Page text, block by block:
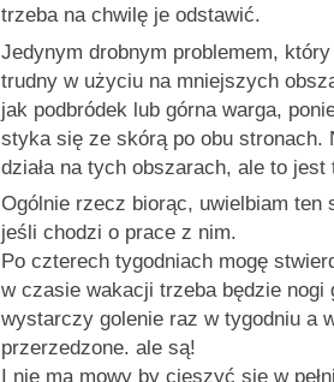
trzeba na chwilę je odstawić.
Jedynym drobnym problemem,
trudny w użyciu na mniejszych
jak podbródek lub górna warga,
styka się ze skórą po obu stronach.
działa na tych obszarach, ale to jest
Ogólnie rzecz biorąc, uwielbiam ten
jeśli chodzi o prace z nim.
Po czterech tygodniach mogę
w czasie wakacji trzeba będzie nogi
wystarczy golenie raz w tygodniu a
przerzedzone. ale są!
I nie ma mowy by cieszyć się w